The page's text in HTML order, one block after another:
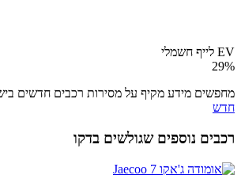
EV לייף חשמלי
29%
מחפשים מידע מקיף על מסירות רכבים חדשים
חדש
רכבים נוספים שגולשים בדקו